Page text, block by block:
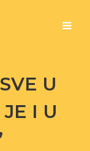
U
I U